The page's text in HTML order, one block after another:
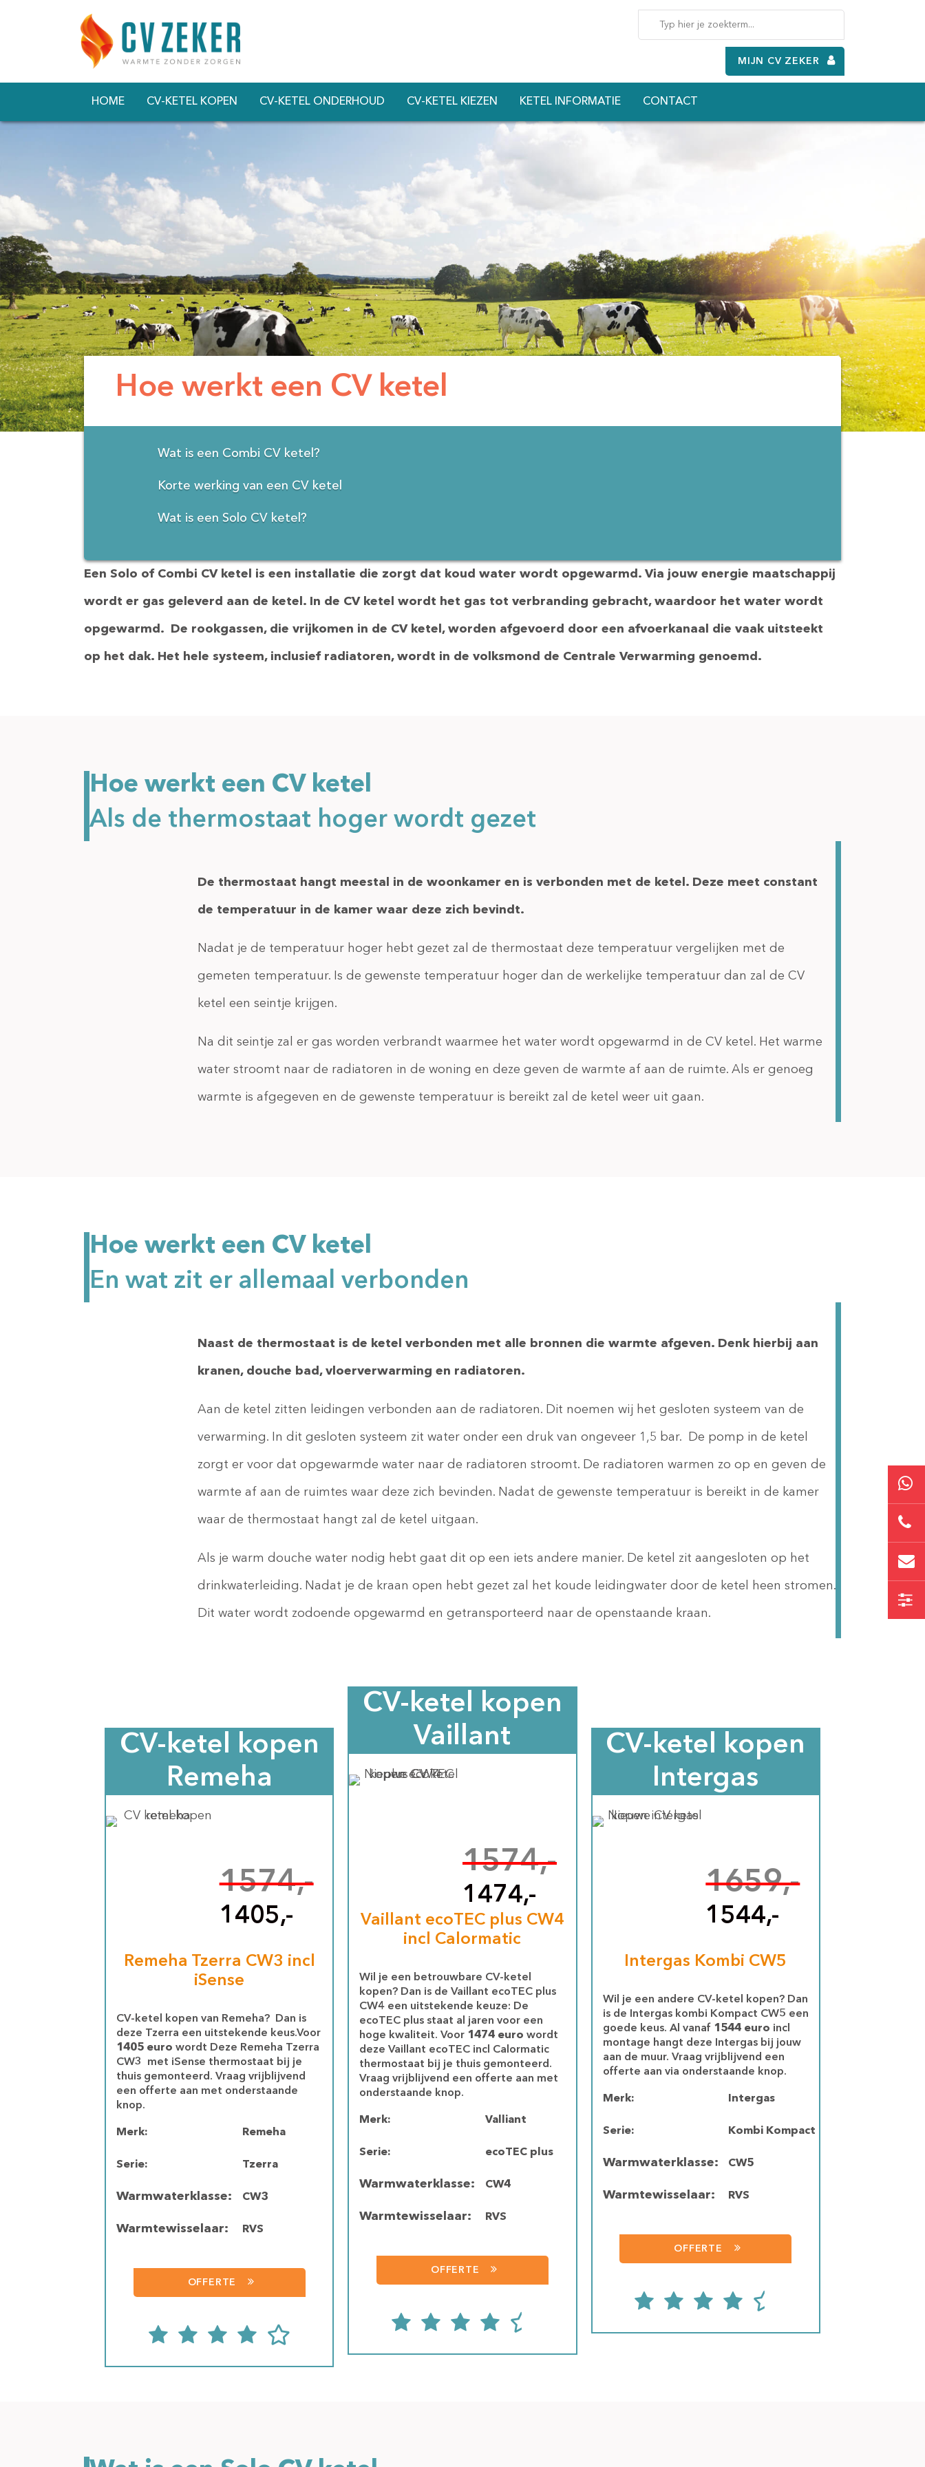
MIJN CV ZEKER
HOME CV-KETEL KOPEN CV-KETEL ONDERHOUD CV-KETEL KIEZEN KETEL INFORMATIE CONTACT
Hoe werkt een CV ketel
Wat is een Combi CV ketel?
Korte werking van een CV ketel
Wat is een Solo CV ketel?
Een Solo of Combi CV ketel is een installatie die zorgt dat koud water wordt opgewarmd. Via jouw energie maatschappij
wordt er gas geleverd aan de ketel. In de CV ketel wordt het gas tot verbranding gebracht, waardoor het water wordt
opgewarmd. De rookgassen, die vrijkomen in de CV ketel, worden afgevoerd door een afvoerkanaal die vaak uitsteekt
op het dak. Het hele systeem, inclusief radiatoren, wordt in de volksmond de Centrale Verwarming genoemd.
Hoe werkt een CV ketel
Als de thermostaat hoger wordt gezet
De thermostaat hangt meestal in de woonkamer en is verbonden met de ketel. Deze meet constant
de temperatuur in de kamer waar deze zich bevindt.
Nadat je de temperatuur hoger hebt gezet zal de thermostaat deze temperatuur vergelijken met de
gemeten temperatuur. Is de gewenste temperatuur hoger dan de werkelijke temperatuur dan zal de CV
ketel een seintje krijgen.
Na dit seintje zal er gas worden verbrandt waarmee het water wordt opgewarmd in de CV ketel. Het warme
water stroomt naar de radiatoren in de woning en deze geven de warmte af aan de ruimte. Als er genoeg
warmte is afgegeven en de gewenste temperatuur is bereikt zal de ketel weer uit gaan.
Hoe werkt een CV ketel
En wat zit er allemaal verbonden
Naast de thermostaat is de ketel verbonden met alle bronnen die warmte afgeven. Denk hierbij aan
kranen, douche bad, vloerverwarming en radiatoren.
Aan de ketel zitten leidingen verbonden aan de radiatoren. Dit noemen wij het gesloten systeem van de
verwarming. In dit gesloten systeem zit water onder een druk van ongeveer 1,5 bar. De pomp in de ketel
zorgt er voor dat opgewarmde water naar de radiatoren stroomt. De radiatoren warmen zo op en geven de
warmte af aan de ruimtes waar deze zich bevinden. Nadat de gewenste temperatuur is bereikt in de kamer
waar de thermostaat hangt zal de ketel uitgaan.
Als je warm douche water nodig hebt gaat dit op een iets andere manier. De ketel zit aangesloten op het
drinkwaterleiding. Nadat je de kraan open hebt gezet zal het koude leidingwater door de ketel heen stromen.
Dit water wordt zodoende opgewarmd en getransporteerd naar de openstaande kraan.
CV-ketel kopen
Remeha
1574,-
1405,-
Remeha Tzerra CW3 incl
iSense
CV-ketel kopen van Remeha? Dan is
deze Tzerra een uitstekende keus.Voor
1405 euro wordt Deze Remeha Tzerra
CW3 met iSense thermostaat bij je
thuis gemonteerd. Vraag vrijblijvend
een offerte aan met onderstaande
knop.
Merk: Remeha
Serie: Tzerra
Warmwaterklasse: CW3
Warmtewisselaar: RVS
OFFERTE
CV-ketel kopen
Vaillant
1574,-
1474,-
Vaillant ecoTEC plus CW4
incl Calormatic
Wil je een betrouwbare CV-ketel
kopen? Dan is de Vaillant ecoTEC plus
CW4 een uitstekende keuze: De
ecoTEC plus staat al jaren voor een
hoge kwaliteit. Voor 1474 eurowordt
deze Vaillant ecoTEC incl Calormatic
thermostaat bij je thuis gemonteerd.
Vraag vrijblijvend een offerte aan met
onderstaande knop.
Merk: Valliant
Serie: ecoTEC plus
Warmwaterklasse: CW4
Warmtewisselaar: RVS
OFFERTE
CV-ketel kopen
Intergas
1659,-
1544,-
Intergas Kombi CW5
Wil je een andere CV-ketel kopen? Dan
is de Intergas kombi Kompact CW5 een
goede keus. Al vanaf 1544 euro incl
montage hangt deze Intergas bij jouw
aan de muur. Vraag vrijblijvend een
offerte aan via onderstaande knop.
Merk: Intergas
Serie: Kombi Kompact
Warmwaterklasse: CW5
Warmtewisselaar: RVS
OFFERTE